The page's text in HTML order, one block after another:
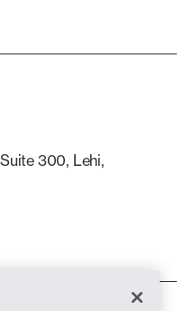
300, Lehi,